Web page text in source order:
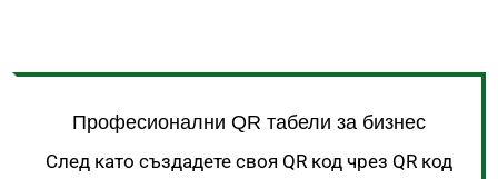
Професионални QR табели за бизнес
След като създадете своя QR код чрез QR код